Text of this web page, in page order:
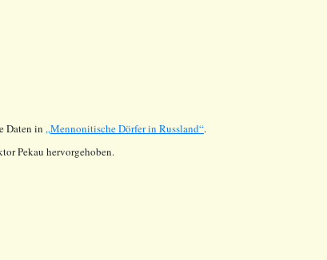
Daten in „Mennonitische Dörfer in Russland“.
Pekau hervorgehoben.